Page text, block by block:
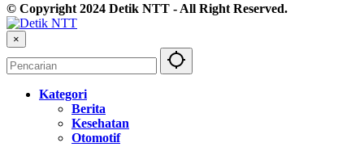
© Copyright 2024 Detik NTT - All Right Reserved.
×
Kategori
Berita
Kesehatan
Otomotif